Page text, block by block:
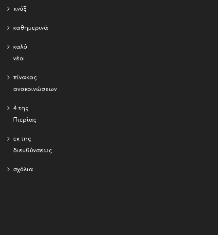
πνύξ
καθημερινά
καλά
νέα
πίνακας
ανακοινώσεων
4 της
Πιερίας
εκ της
διευθύνσεως
σχόλια